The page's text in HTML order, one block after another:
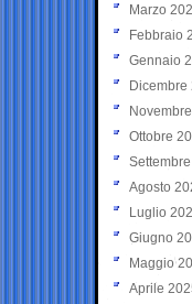
Marzo
Febbraio
Gennaio
Dicembre
Ottobre
Agosto
Luglio
Giugno
Maggio
Aprile